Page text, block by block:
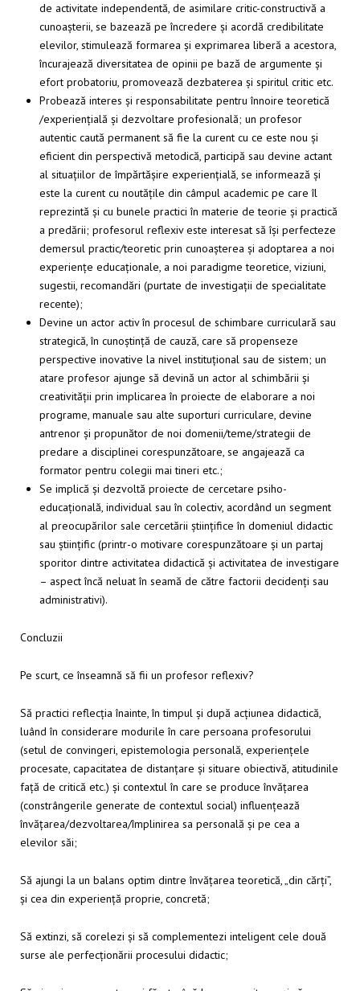
de activitate independentă, de asimilare critic-constructivă a
cunoașterii, se bazează pe încredere și acordă credibilitate
elevilor, stimulează formarea și exprimarea liberă a acestora,
încurajează diversitatea de opinii pe bază de argumente și
efort probatoriu, promovează dezbaterea și spiritul critic etc.
Probează interes și responsabilitate pentru înnoire teoretică
/experiențială și dezvoltare profesională; un profesor
autentic caută permanent să fie la curent cu ce este nou și
eficient din perspectivă metodică, participă sau devine actant
al situațiilor de împărtășire experiențială, se informează și
este la curent cu noutățile din câmpul academic pe care îl
reprezintă și cu bunele practici în materie de teorie și practică
a predării; profesorul reflexiv este interesat să își perfecteze
demersul practic/teoretic prin cunoașterea și adoptarea a noi
experiențe educaționale, a noi paradigme teoretice, viziuni,
sugestii, recomandări (purtate de investigații de specialitate
recente);
Devine un actor activ în procesul de schimbare curriculară sau
strategică, în cunoștință de cauză, care să propenseze
perspective inovative la nivel instituțional sau de sistem; un
atare profesor ajunge să devină un actor al schimbării și
creativității prin implicarea în proiecte de elaborare a noi
programe, manuale sau alte suporturi curriculare, devine
antrenor și propunător de noi domenii/teme/strategii de
predare a disciplinei corespunzătoare, se angajează ca
formator pentru colegii mai tineri etc.;
Se implică și dezvoltă proiecte de cercetare psiho-
educațională, individual sau în colectiv, acordând un segment
al preocupărilor sale cercetării științifice în domeniul didactic
sau științific (printr-o motivare corespunzătoare și un partaj
sporitor dintre activitatea didactică și activitatea de investigare
– aspect încă neluat în seamă de către factorii decidenți sau
administrativi).
Concluzii
Pe scurt, ce înseamnă să fii un profesor reflexiv?
Să practici reflecția înainte, în timpul și după acțiunea didactică,
luând în considerare modurile în care persoana profesorului
(setul de convingeri, epistemologia personală, experiențele
procesate, capacitatea de distanțare și situare obiectivă, atitudinile
față de critică etc.) și contextul în care se produce învățarea
(constrângerile generate de contextul social) influențează
învățarea/dezvoltarea/împlinirea sa personală și pe cea a
elevilor săi;
Să ajungi la un balans optim dintre învățarea teoretică, „din cărți”,
și cea din experiență proprie, concretă;
Să extinzi, să corelezi și să complementezi inteligent cele două
surse ale perfecționării procesului didactic;